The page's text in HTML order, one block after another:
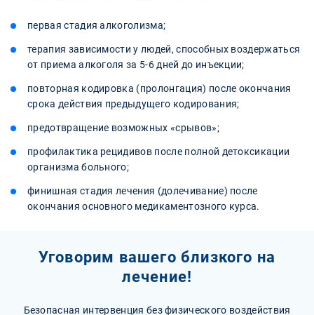
первая стадия алкоголизма;
терапия зависимости у людей, способных воздержаться
от приема алкоголя за 5-6 дней до инъекции;
повторная кодировка (пролонгация) после окончания
срока действия предыдущего кодирования;
предотвращение возможных «срывов»;
профилактика рецидивов после полной детоксикации
организма больного;
финишная стадия лечения (долечивание) после
окончания основного медикаментозного курса.
Уговорим вашего близкого на
лечение!
Безопасная интервенция без физического воздействия